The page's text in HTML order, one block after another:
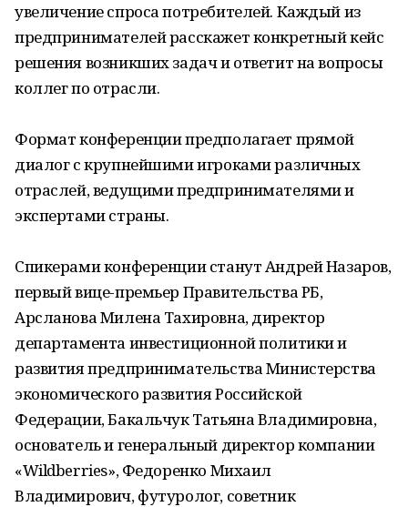
увеличение спроса потребителей. Каждый из
предпринимателей расскажет конкретный кейс
решения возникших задач и ответит на вопросы
коллег по отрасли.
Формат конференции предполагает прямой
диалог с крупнейшими игроками различных
отраслей, ведущими предпринимателями и
экспертами страны.
Спикерами конференции станут Андрей Назаров,
первый вице-премьер Правительства РБ,
Арсланова Милена Тахировна, директор
департамента инвестиционной политики и
развития предпринимательства Министерства
экономического развития Российской
Федерации, Бакальчук Татьяна Владимировна,
основатель и генеральный директор компании
«Wildberries», Федоренко Михаил
Владимирович, футуролог, советник